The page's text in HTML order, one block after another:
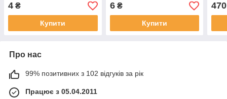
4 ₴
Купити
6₴
Купити
470
Про нас
99% позитивних з 102 відгуків за рік
Працює з 05.04.2011